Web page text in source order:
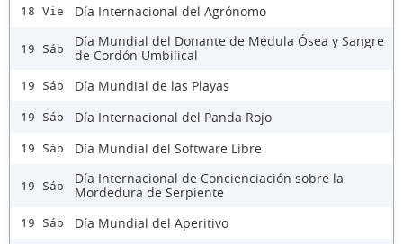
18 Vie Día Internacional del Agrónomo
19 Sáb
Día Mundial del Donante de Médula Ósea y Sangre
de Cordón Umbilical
19 Sáb Día Mundial de las Playas
19 Sáb Día Internacional del Panda Rojo
19 Sáb Día Mundial del Software Libre
19 Sáb
Día Internacional de Concienciación sobre la
Mordedura de Serpiente
19 Sáb Día Mundial del Aperitivo